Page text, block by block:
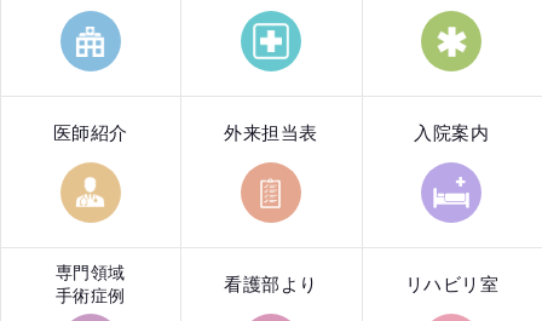
医師紹介 外来担当表 入院案内
専門領域
手術症例
看護部より リハビリ室